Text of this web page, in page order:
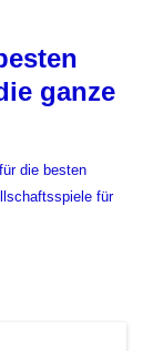
ganze
die besten
für